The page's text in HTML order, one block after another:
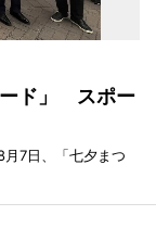
ード」 スポー
7日、「七夕まつ